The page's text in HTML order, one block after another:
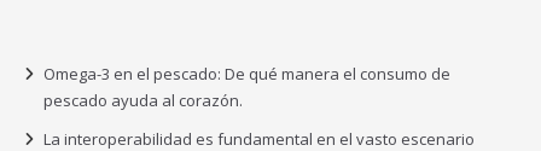
Omega-3 en el pescado: De qué manera el consumo de
pescado ayuda al corazón.
La interoperabilidad es fundamental en el vasto escenario